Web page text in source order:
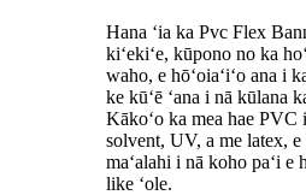
Hana ʻia ka Pvc Flex
kiʻekiʻe, kūpono no ka
waho, e hōʻoiaʻiʻo ana i
ke kūʻē ʻana i nā kūlana
Kākoʻo ka mea hae PVC
solvent, UV, a me latex, e
maʻalahi i nā koho paʻi e
like ʻole.